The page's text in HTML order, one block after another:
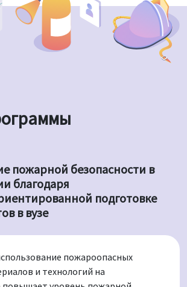
пожарной безопасности в
благодаря
подготовке
в вузе
пожароопасных
и технологий на